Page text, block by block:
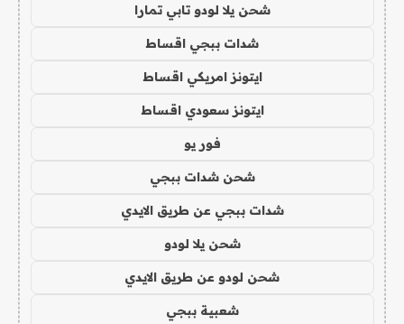
شحن يلا لودو تابي تمارا
شدات ببجي اقساط
ايتونز امريكي اقساط
ايتونز سعودي اقساط
فور يو
شحن شدات ببجي
شدات ببجي عن طريق الايدي
شحن يلا لودو
شحن لودو عن طريق الايدي
شعبية ببجي